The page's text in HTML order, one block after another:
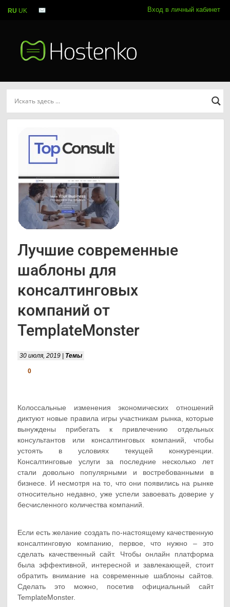
Вход в личный кабинет
Лучшие современные
шаблоны для
консалтинговых
компаний от
TemplateMonster
30 июля, 2019 | Темы
0
Колоссальные изменения экономических отношений
диктуют новые правила игры участникам рынка, которые
вынуждены прибегать к привлечению отдельных
консультантов или консалтинговых компаний, чтобы
устоять в условиях текущей конкуренции.
Консалтинговые услуги за последние несколько лет
стали довольно популярными и востребованными в
бизнесе. И несмотря на то, что они появились на рынке
относительно недавно, уже успели завоевать доверие у
бесчисленного количества компаний.
Если есть желание создать по-настоящему качественную
консалтинговую компанию, первое, что нужно – это
сделать качественный сайт. Чтобы онлайн платформа
была эффективной, интересной и завлекающей, стоит
обратить внимание на современные шаблоны сайтов.
Сделать это можно, посетив официальный сайт
TemplateMonster.
RU UK